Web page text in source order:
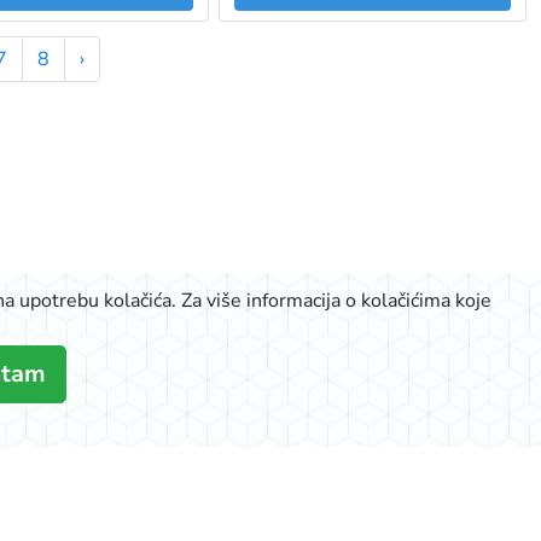
8 ›
kolačića. Za više informacija o kolačićima koje